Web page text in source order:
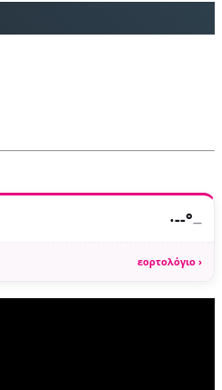
·--°—
εορτολόγιο ›